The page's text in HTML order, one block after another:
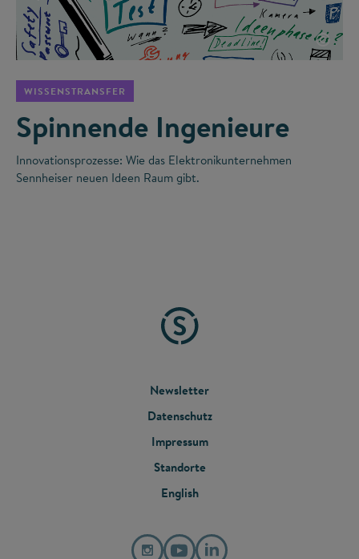
©
WISSENSTRANSFER
Spinnende Ingenieure
Innovationsprozesse: Wie das Elektronikunternehmen
Sennheiser neuen Ideen Raum gibt.
FOOTER
MENU
Newsletter
Datenschutz
Impressum
Standorte
English